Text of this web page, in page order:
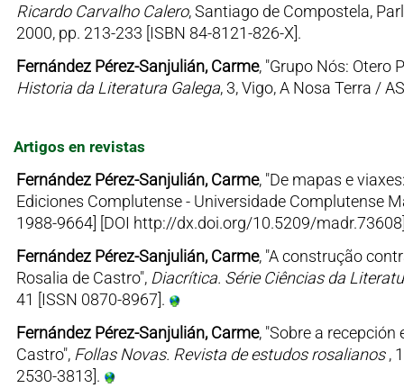
Ricardo Carvalho Calero, Santiago de Compostela,
2000, pp. 213-233 [ISBN 84-8121-826-X].
Fernández Pérez-Sanjulián, Carme, "Grupo Nós: Otero
Historia da Literatura Galega, 3, Vigo, A Nosa Terra /
Artigos en revistas
Fernández Pérez-Sanjulián, Carme, "De mapas e
Ediciones Complutense - Universidade Complutense
1988-9664] [DOI http://dx.doi.org/10.5209/
Fernández Pérez-Sanjulián, Carme, "A construção
Rosalia de Castro", Diacrítica. Série Ciências da
41 [ISSN 0870-8967].
Fernández Pérez-Sanjulián, Carme, "Sobre a
Castro", Follas Novas. Revista de estudos rosalianos,
2530-3813].